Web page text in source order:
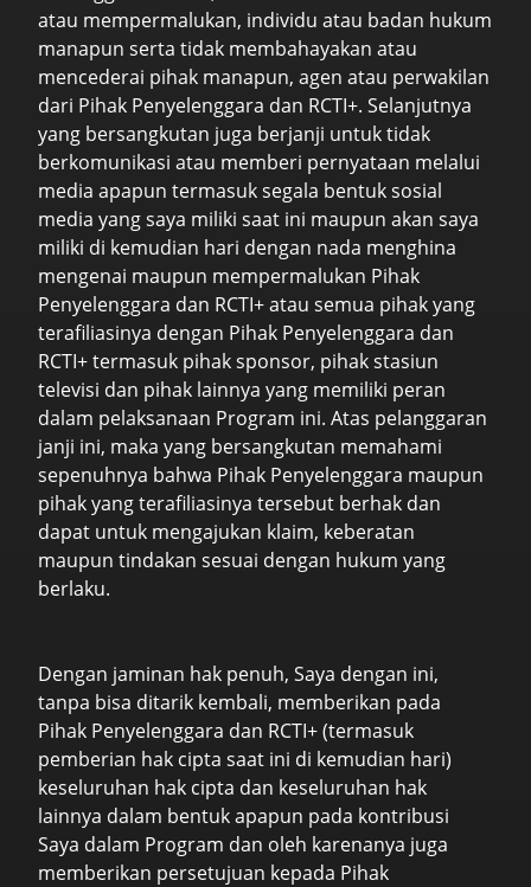
atau mempermalukan, individu atau badan hukum
manapun serta tidak membahayakan atau
mencederai pihak manapun, agen atau perwakilan
dari Pihak Penyelenggara dan RCTI+. Selanjutnya
yang bersangkutan juga berjanji untuk tidak
berkomunikasi atau memberi pernyataan melalui
media apapun termasuk segala bentuk sosial
media yang saya miliki saat ini maupun akan saya
miliki di kemudian hari dengan nada menghina
mengenai maupun mempermalukan Pihak
Penyelenggara dan RCTI+ atau semua pihak yang
terafiliasinya dengan Pihak Penyelenggara dan
RCTI+ termasuk pihak sponsor, pihak stasiun
televisi dan pihak lainnya yang memiliki peran
dalam pelaksanaan Program ini. Atas pelanggaran
janji ini, maka yang bersangkutan memahami
sepenuhnya bahwa Pihak Penyelenggara maupun
pihak yang terafiliasinya tersebut berhak dan
dapat untuk mengajukan klaim, keberatan
maupun tindakan sesuai dengan hukum yang
berlaku.
Dengan jaminan hak penuh, Saya dengan ini,
tanpa bisa ditarik kembali, memberikan pada
Pihak Penyelenggara dan RCTI+ (termasuk
pemberian hak cipta saat ini di kemudian hari)
keseluruhan hak cipta dan keseluruhan hak
lainnya dalam bentuk apapun pada kontribusi
Saya dalam Program dan oleh karenanya juga
memberikan persetujuan kepada Pihak